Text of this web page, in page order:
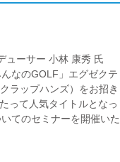
ューサー 小林 康秀 氏
なのGOLF」エグゼクテ
ラップハンズ）をお招き
って人気タイトルとなっ
てのセミナーを開催いた